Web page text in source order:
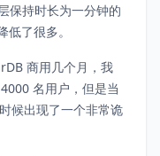
保持时长为一分钟的
了很多。
商用几个月，我
名用户，但是当
候出现了一个非常诡